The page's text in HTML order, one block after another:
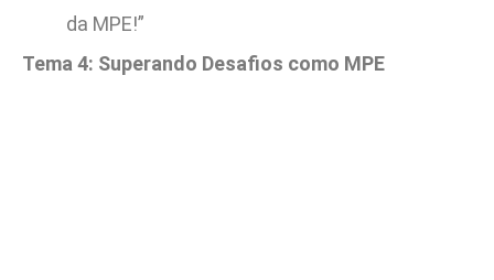
da MPE!”
Tema 4: Superando Desafios como MPE